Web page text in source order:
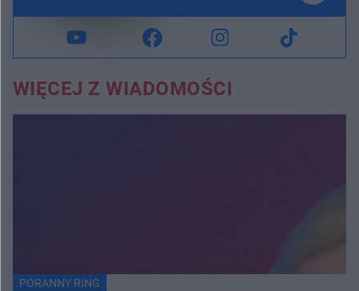
WIĘCEJ Z WIADOMOŚCI
PORANNY RING